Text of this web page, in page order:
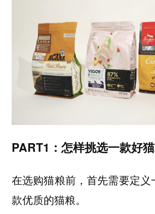
PART1：怎样挑选一款好
在选购猫粮前，首先需要定义
款优质的猫粮。